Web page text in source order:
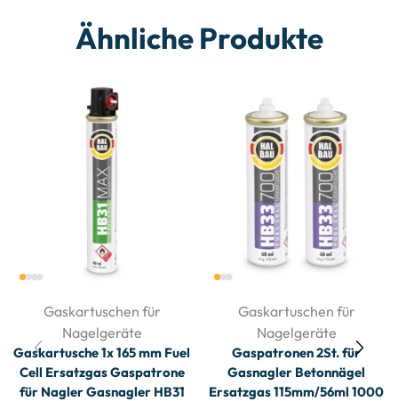
Ähnliche Produkte
Gaskartuschen für
Nagelgeräte
Gaskartusche 1x 165 mm Fuel
Cell Ersatzgas Gaspatrone
für Nagler Gasnagler HB31
Gaskartuschen für
Nagelgeräte
Gaspatronen 2St. für
Gasnagler Betonnägel
Ersatzgas 115mm/56ml 1000